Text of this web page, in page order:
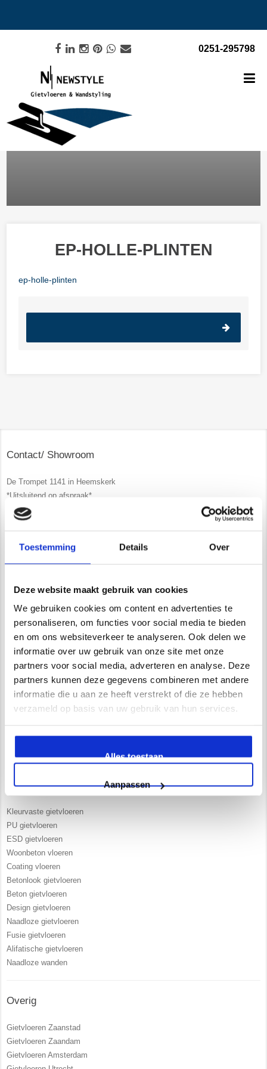
Toestemming Details Over
Deze website maakt gebruik van cookies
We gebruiken cookies om content en advertenties te
personaliseren, om functies voor social media te bieden
en om ons websiteverkeer te analyseren. Ook delen we
informatie over uw gebruik van onze site met onze
partners voor social media, adverteren en analyse. Deze
partners kunnen deze gegevens combineren met andere
informatie die u aan ze heeft verstrekt of die ze hebben
verzameld op basis van uw gebruik van hun services.
Alles toestaan
Aanpassen
0251-295798
EP-HOLLE-PLINTEN
ep-holle-plinten
Contact/ Showroom
De Trompet 1141 in Heemskerk
*Uitsluitend op afspraak*
info@newstyle-gietvloeren.nl
Tel. 0614333291
Wij zijn VCA gecertificeerd
Waarom kiest u voor Newstyle?
Uitgebreide service en begeleiding
Ruim 15 jaar ervaring
Zelf opgeleiden vakmensen in dienst
Newstyle vloeren
Kleurvaste gietvloeren
PU gietvloeren
ESD gietvloeren
Woonbeton vloeren
Coating vloeren
Betonlook gietvloeren
Beton gietvloeren
Design gietvloeren
Naadloze gietvloeren
Fusie gietvloeren
Alifatische gietvloeren
Naadloze wanden
Overig
Gietvloeren Zaanstad
Gietvloeren Zaandam
Gietvloeren Amsterdam